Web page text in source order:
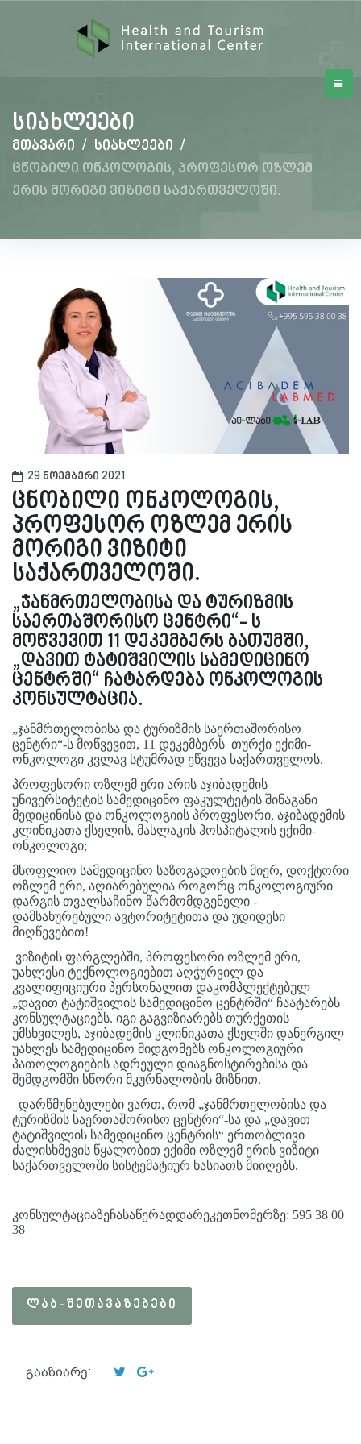
სიახლეები
მთავარი / სიახლეები /
ცნობილი ონკოლოგის, პროფესორ ოზლემ
ერის მორიგი ვიზიტი საქართველოში.
29 ნოემბერი 2021
ცნობილი ონკოლოგის,
პროფესორ ოზლემ ერის
მორიგი ვიზიტი
საქართველოში.
„ჯანმრთელობისა და ტურიზმის
საერთაშორისო ცენტრი“- ს
მოწვევით 11 დეკემბერს ბათუმში,
„დავით ტატიშვილის სამედიცინო
ცენტრში“ ჩატარდება ონკოლოგის
კონსულტაცია.
„ჯანმრთელობისა და ტურიზმის საერთაშორისო
ცენტრი“-ს მოწვევით, 11 დეკემბერს თურქი ექიმი-
ონკოლოგი კვლავ სტუმრად ეწვევა საქართველოს.
პროფესორი ოზლემ ერი არის აჯიბადემის
უნივერსიტეტის სამედიცინო ფაკულტეტის შინაგანი
მედიცინისა და ონკოლოგიის პროფესორი, აჯიბადემის
კლინიკათა ქსელის, მასლაკის ჰოსპიტალის ექიმი-
ონკოლოგი;
მსოფლიო სამედიცინო საზოგადოების მიერ, დოქტორი
ოზლემ ერი, აღიარებულია როგორც ონკოლოგიური
დარგის თვალსაჩინო წარმომდგენელი -
დამსახურებული ავტორიტეტითა და უდიდესი
მიღწევებით!
ვიზიტის ფარგლებში, პროფესორი ოზლემ ერი,
უახლესი ტექნოლოგიებით აღჭურვილ და
კვალიფიციური პერსონალით დაკომპლექტებულ
„დავით ტატიშვილის სამედიცინო ცენტრში“ ჩაატარებს
კონსულტაციებს. იგი გაგვიზიარებს თურქეთის
უმსხვილეს, აჯიბადემის კლინიკათა ქსელში დანერგილ
უახლეს სამედიცინო მიდგომებს ონკოლოგიური
პათოლოგიების ადრეული დიაგნოსტირებისა და
შემდგომში სწორი მკურნალობის მიზნით.
დარწმუნებულები ვართ, რომ „ჯანმრთელობისა და
ტურიზმის საერთაშორისო ცენტრი“-სა და „დავით
ტატიშვილის სამედიცინო ცენტრის“ ერთობლივი
ძალისხმევის წყალობით ექიმი ოზლემ ერის ვიზიტი
საქართველოში სისტემატიურ ხასიათს მიიღებს.
კონსულტაციაზეჩასაწერადდარეკეთნომერზე: 595 38 00
38
ᲚᲐᲑ-ᲨᲔᲗᲐᲕᲐᲖᲔᲑᲔᲑᲘ
გააზიარე: